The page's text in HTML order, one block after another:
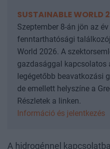
SUSTAINABLE WORLD
Szeptember 8-án jön az
fenntarthatósági
World 2026. A
gazdasággal kapcsolatos
legégetőbb beavatkozási
de emellett helyszíne a
Részletek a linken.
Információ és jelentkezés
A hidrogénnel